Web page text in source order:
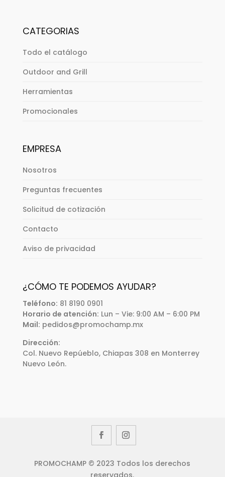
CATEGORIAS
Todo el catálogo
Outdoor and Grill
Herramientas
Promocionales
EMPRESA
Nosotros
Preguntas frecuentes
Solicitud de cotización
Contacto
Aviso de privacidad
¿CÓMO TE PODEMOS AYUDAR?
Teléfono: 81 8190 0901
Horario de atención: Lun – Vie: 9:00 AM – 6:00 PM
Mail: pedidos@promochamp.mx
Dirección:
Col. Nuevo Repúeblo, Chiapas 308 en Monterrey
Nuevo León.
PROMOCHAMP © 2023 Todos los derechos
reservados.